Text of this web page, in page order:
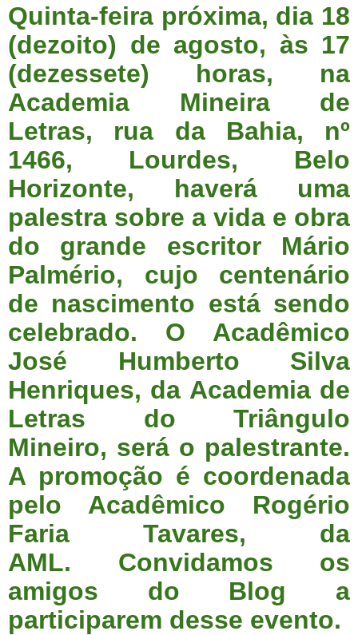
Quinta-feira próxima, dia 18
(dezoito) de agosto, às 17
(dezessete) horas, na
Academia Mineira de
Letras, rua da Bahia, nº
1466, Lourdes, Belo
Horizonte, haverá uma
palestra sobre a vida e obra
do grande escritor Mário
Palmério, cujo centenário
de nascimento está sendo
celebrado. O Acadêmico
José Humberto Silva
Henriques, da Academia de
Letras do Triângulo
Mineiro, será o palestrante.
A promoção é coordenada
pelo Acadêmico Rogério
Faria Tavares, da
AML. Convidamos os
amigos do Blog a
participarem desse evento.